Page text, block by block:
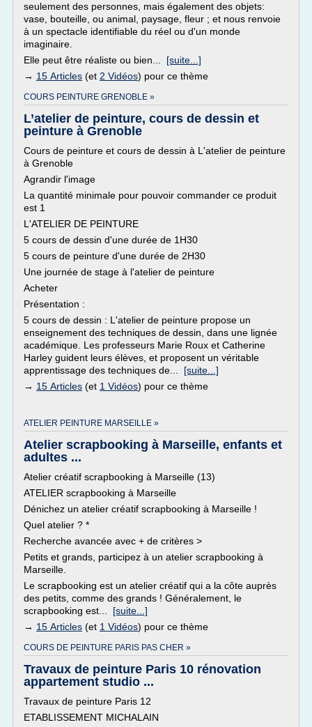
seulement des personnes, mais également des objets:
vase, bouteille, ou animal, paysage, fleur ; et nous renvoie
à un spectacle identifiable du réel ou d'un monde
imaginaire.
Elle peut être réaliste ou bien... [suite...]
→ 15 Articles (et 2 Vidéos) pour ce thème
COURS PEINTURE GRENOBLE »
L’atelier de peinture, cours de dessin et
peinture à Grenoble
Cours de peinture et cours de dessin à L'atelier de peinture
à Grenoble
Agrandir l'image
La quantité minimale pour pouvoir commander ce produit
est 1
L'ATELIER DE PEINTURE
5 cours de dessin d'une durée de 1H30
5 cours de peinture d'une durée de 2H30
Une journée de stage à l'atelier de peinture
Acheter
Présentation :
5 cours de dessin : L'atelier de peinture propose un
enseignement des techniques de dessin, dans une lignée
académique. Les professeurs Marie Roux et Catherine
Harley guident leurs élèves, et proposent un véritable
apprentissage des techniques de... [suite...]
→ 15 Articles (et 1 Vidéos) pour ce thème
ATELIER PEINTURE MARSEILLE »
Atelier scrapbooking à Marseille, enfants et
adultes ...
Atelier créatif scrapbooking à Marseille (13)
ATELIER scrapbooking à Marseille
Dénichez un atelier créatif scrapbooking à Marseille !
Quel atelier ? *
Recherche avancée avec + de critères >
Petits et grands, participez à un atelier scrapbooking à
Marseille.
Le scrapbooking est un atelier créatif qui a la côte auprès
des petits, comme des grands ! Généralement, le
scrapbooking est... [suite...]
→ 15 Articles (et 1 Vidéos) pour ce thème
COURS DE PEINTURE PARIS PAS CHER »
Travaux de peinture Paris 10 rénovation
appartement studio ...
Travaux de peinture Paris 12
ETABLISSEMENT MICHALAIN